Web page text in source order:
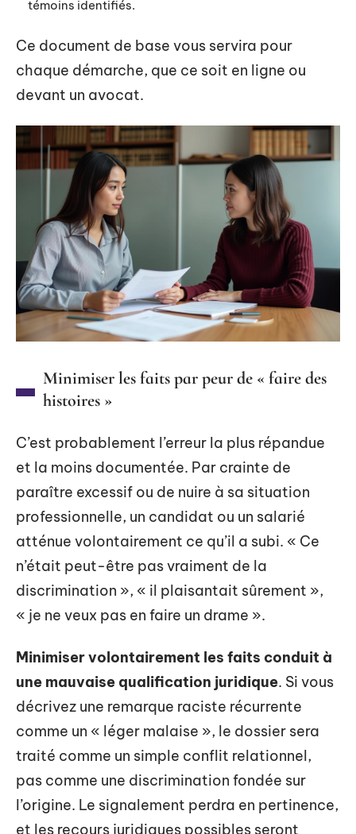
témoins identifiés.
Ce document de base vous servira pour
chaque démarche, que ce soit en ligne ou
devant un avocat.
Minimiser les faits par peur de « faire des
histoires »
C’est probablement l’erreur la plus répandue
et la moins documentée. Par crainte de
paraître excessif ou de nuire à sa situation
professionnelle, un candidat ou un salarié
atténue volontairement ce qu’il a subi. « Ce
n’était peut-être pas vraiment de la
discrimination », « il plaisantait sûrement »,
« je ne veux pas en faire un drame ».
Minimiser volontairement les faits conduit à
une mauvaise qualification juridique. Si vous
décrivez une remarque raciste récurrente
comme un « léger malaise », le dossier sera
traité comme un simple conflit relationnel,
pas comme une discrimination fondée sur
l’origine. Le signalement perdra en pertinence,
et les recours juridiques possibles seront